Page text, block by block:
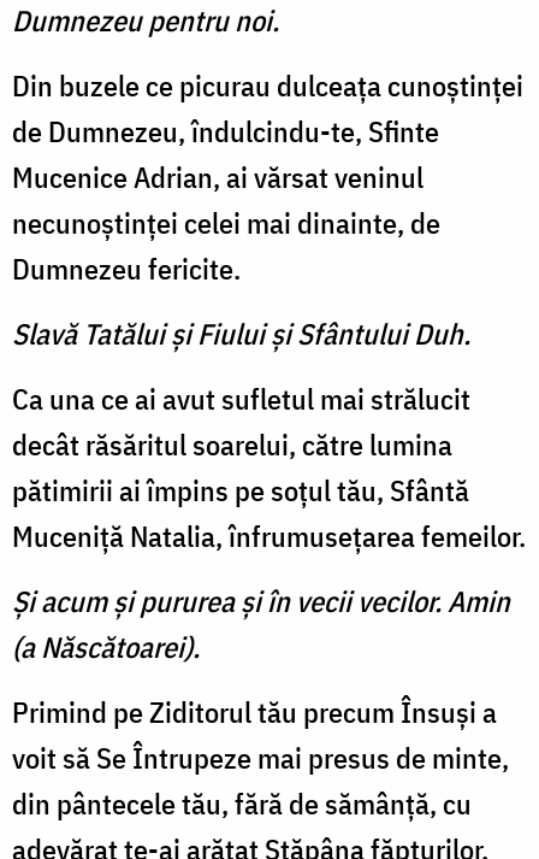
Dumnezeu pentru noi.
Din buzele ce picurau dulceaţa cunoştinţei
de Dumnezeu, îndulcindu-te, Sfinte
Mucenice Adrian, ai vărsat veninul
necunoştinţei celei mai dinainte, de
Dumnezeu fericite.
Slavă Tatălui şi Fiului şi Sfântului Duh.
Ca una ce ai avut sufletul mai strălucit
decât răsăritul soarelui, către lumina
pătimirii ai împins pe soţul tău, Sfântă
Muceniţă Natalia, înfrumuseţarea femeilor.
Şi acum şi pururea şi în vecii vecilor. Amin
(a Născătoarei).
Primind pe Ziditorul tău precum Însuşi a
voit să Se Întrupeze mai presus de minte,
din pântecele tău, fără de sămânţă, cu
adevărat te-ai arătat Stăpâna făpturilor,